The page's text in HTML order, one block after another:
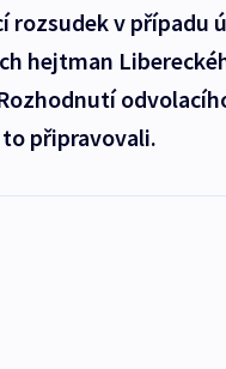
rozsudek v případu
hejtman
připravovali.